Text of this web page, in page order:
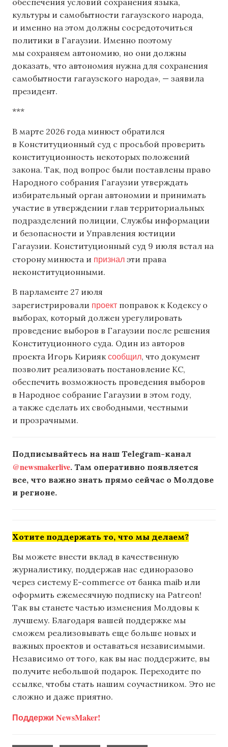
культуры и самобытности гагаузского народа,
и именно на этом должны сосредоточиться
политики в Гагаузии. Именно поэтому
мы сохраняем автономию, но они должны
доказать, что автономия нужна для сохранения
самобытности гагаузского народа», — заявила
президент.
***
В марте 2026 года минюст обратился
в Конституционный суд с просьбой проверить
конституционность некоторых положений
закона. Так, под вопрос были поставлены право
Народного собрания Гагаузии утверждать
избирательный орган автономии и принимать
участие в утверждении глав территориальных
подразделений полиции, Службы информации
и безопасности и Управления юстиции
Гагаузии. Конституционный суд 9 июля встал на
сторону минюста и признал эти права
неконституционными.
В парламенте 27 июля
зарегистрировали проект поправок к Кодексу о
выборах, который должен урегулировать
проведение выборов в Гагаузии после решения
Конституционного суда. Один из авторов
проекта Игорь Кирияк сообщил, что документ
позволит реализовать постановление КС,
обеспечить возможность проведения выборов
в Народное собрание Гагаузии в этом году,
а также сделать их свободными, честными
и прозрачными.
Подписывайтесь на наш Telegram-канал
@newsmakerlive. Там оперативно появляется
все, что важно знать прямо сейчас о Молдове
и регионе.
Хотите поддержать то, что мы делаем?
Вы можете внести вклад в качественную
журналистику, поддержав нас единоразово
через систему E-commerce от банка maib или
оформить ежемесячную подписку на Patreon!
Так вы станете частью изменения Молдовы к
лучшему. Благодаря вашей поддержке мы
сможем реализовывать еще больше новых и
важных проектов и оставаться независимыми.
Независимо от того, как вы нас поддержите, вы
получите небольшой подарок. Переходите по
ссылке, чтобы стать нашим соучастником. Это не
сложно и даже приятно.
Поддержи NewsMaker!